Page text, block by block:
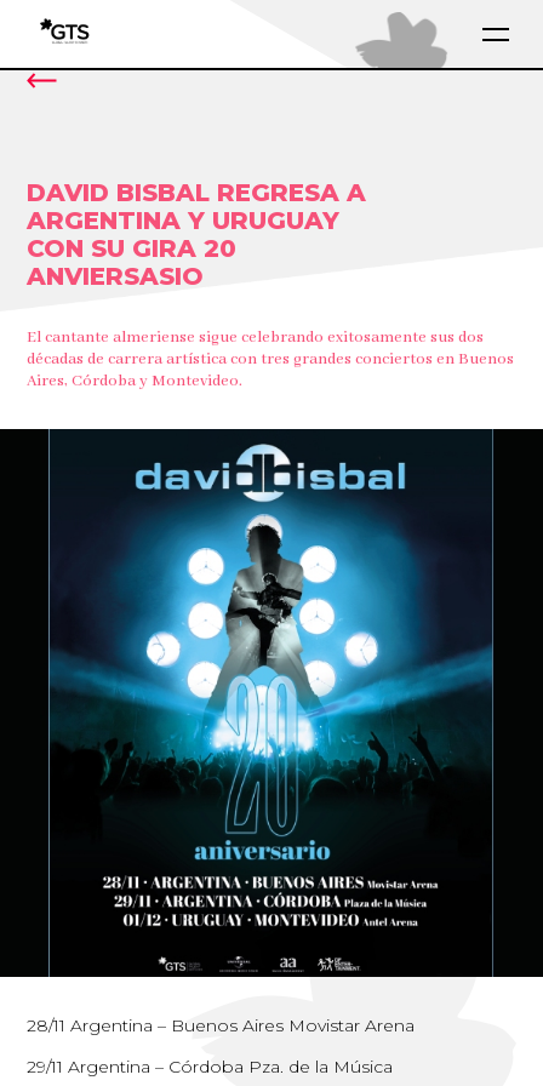
DAVID BISBAL REGRESA A
ARGENTINA Y URUGUAY
CON SU GIRA 20
ANVIERSASIO
El cantante almeriense sigue celebrando exitosamente sus dos
décadas de carrera artística con tres grandes conciertos en Buenos
Aires, Córdoba y Montevideo.
28/11 Argentina – Buenos Aires Movistar Arena
29/11 Argentina – Córdoba Pza. de la Música